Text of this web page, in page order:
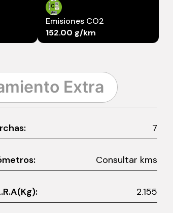
Emisiones CO2
152.00 g/km
Extra
7
Consultar kms
2.155